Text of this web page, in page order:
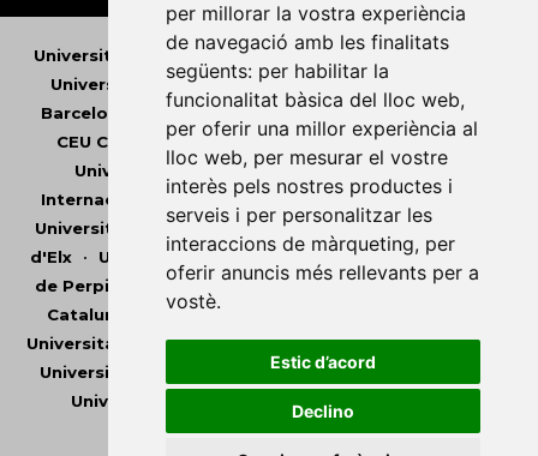
per millorar la vostra experiència
de navegació amb les finalitats
següents: per habilitar la
funcionalitat bàsica del lloc web,
per oferir una millor experiència al
lloc web, per mesurar el vostre
interès pels nostres productes i
serveis i per personalitzar les
interaccions de màrqueting, per
oferir anuncis més rellevants per a
vostè.
Estic d’acord
Declino
Universitat Abat Oliba CEU•Universitat d'Alacant
Universitat d'Andorra•Universitat Autònoma de
Barcelona
Universitat de Barcelona•Universitat
CEU Cardenal Herrera•Universitat de Girona •
Universitat de les Illes Balears•
Universitat
Internacional de Catalunya•Universitat Jaume I
Universitat de Lleida• Universitat Miguel Hernández
d'Elx• Universitat Oberta de Catalunya•Universitat
de Perpinyà Via Domitia•Universitat Politècnica de
Catalunya
Universitat Politècnica de València
Universitat Pompeu Fabra•Universitat Ramon Llull
Universitat Rovira i Virgili
•Universitat de Sàsser
Universitat de València
•Universitat de Vic -
Universitat Central de Catalunya